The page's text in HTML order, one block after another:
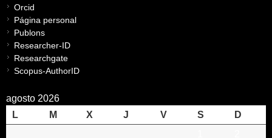
Orcid
Página personal
Publons
Researcher-ID
Researchgate
Scopus-AuthorID
agosto 2026
L
M X J V S
D